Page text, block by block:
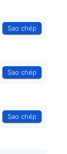
Sao chép
Sao chép
Sao chép